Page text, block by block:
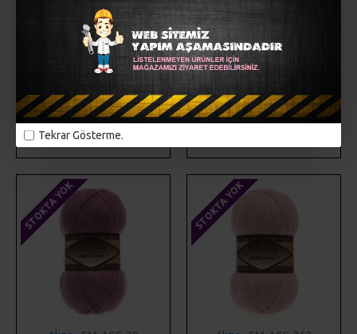
Tekrar Gösterme.
SM-AGS-27
ALIZE ANGORA GOLD SIMLI
27
SEPETE EKLE
Hemen Al
Alize
ALIZE ANGORA GOLD SIMLI
SEPETE EKLE
STOKTA YOK STOKTA YOK